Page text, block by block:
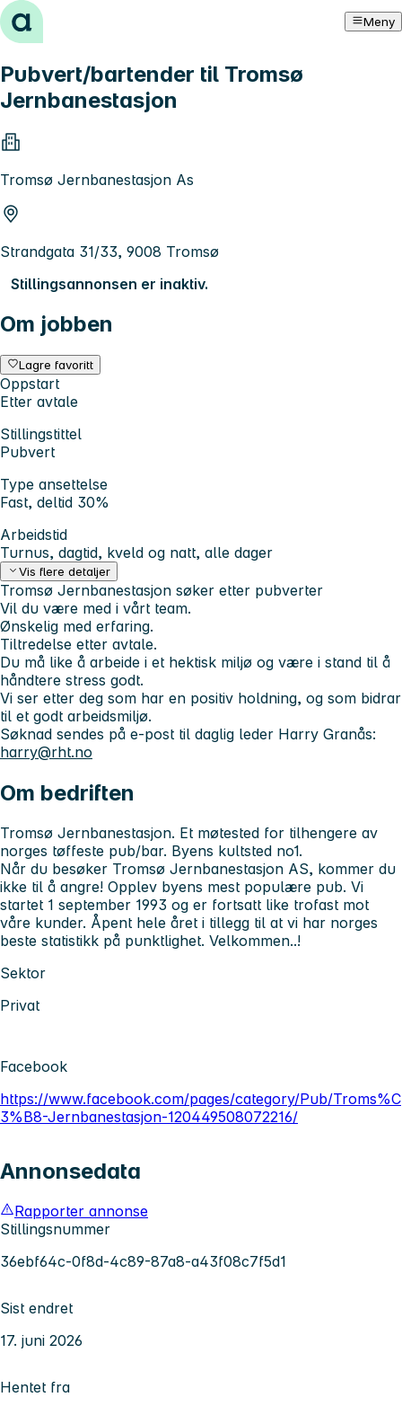
Hopp til innhold Meny
Pubvert/bartender til Tromsø
Jernbanestasjon
Tromsø Jernbanestasjon As
Strandgata 31/33, 9008 Tromsø
Stillingsannonsen er inaktiv.
Om jobben
Lagre favoritt
Oppstart
Etter avtale
Stillingstittel
Pubvert
Type ansettelse
Fast, deltid 30%
Arbeidstid
Turnus, dagtid, kveld og natt, alle dager
Vis flere detaljer
Tromsø Jernbanestasjon søker etter pubverter
Vil du være med i vårt team.
Ønskelig med erfaring.
Tiltredelse etter avtale.
Du må like å arbeide i et hektisk miljø og være i stand til å
håndtere stress godt.
Vi ser etter deg som har en positiv holdning, og som bidrar
til et godt arbeidsmiljø.
Søknad sendes på e-post til daglig leder Harry Granås:
harry@rht.no
Om bedriften
Tromsø Jernbanestasjon. Et møtested for tilhengere av
norges tøffeste pub/bar. Byens kultsted no1.
Når du besøker Tromsø Jernbanestasjon AS, kommer du
ikke til å angre! Opplev byens mest populære pub. Vi
startet 1 september 1993 og er fortsatt like trofast mot
våre kunder. Åpent hele året i tillegg til at vi har norges
beste statistikk på punktlighet. Velkommen..!
Sektor
Privat
Facebook
https://www.facebook.com/pages/category/Pub/Troms%C
3%B8-Jernbanestasjon-120449508072216/
Annonsedata
Rapporter annonse
Stillingsnummer
36ebf64c-0f8d-4c89-87a8-a43f08c7f5d1
Sist endret
17. juni 2026
Hentet fra